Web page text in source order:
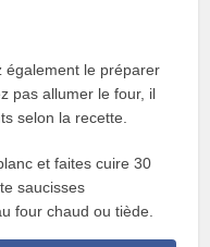
également le préparer
pas allumer le four, il
selon la recette.
et faites cuire 30
saucisses
four chaud ou tiède.